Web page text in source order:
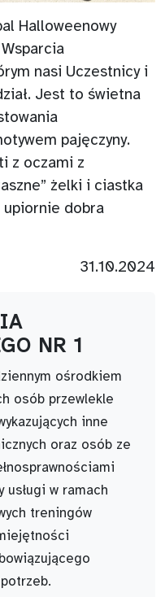
Halloweenowy
nasi Uczestnicy i
Jest to świetna
pajęczyny.
z oczami z
żelki i ciastka
upiornie dobra
31.10.2024
NR 1
ośrodkiem
osób przewlekle
inne
oraz osób ze
usługi w ramach
treningów